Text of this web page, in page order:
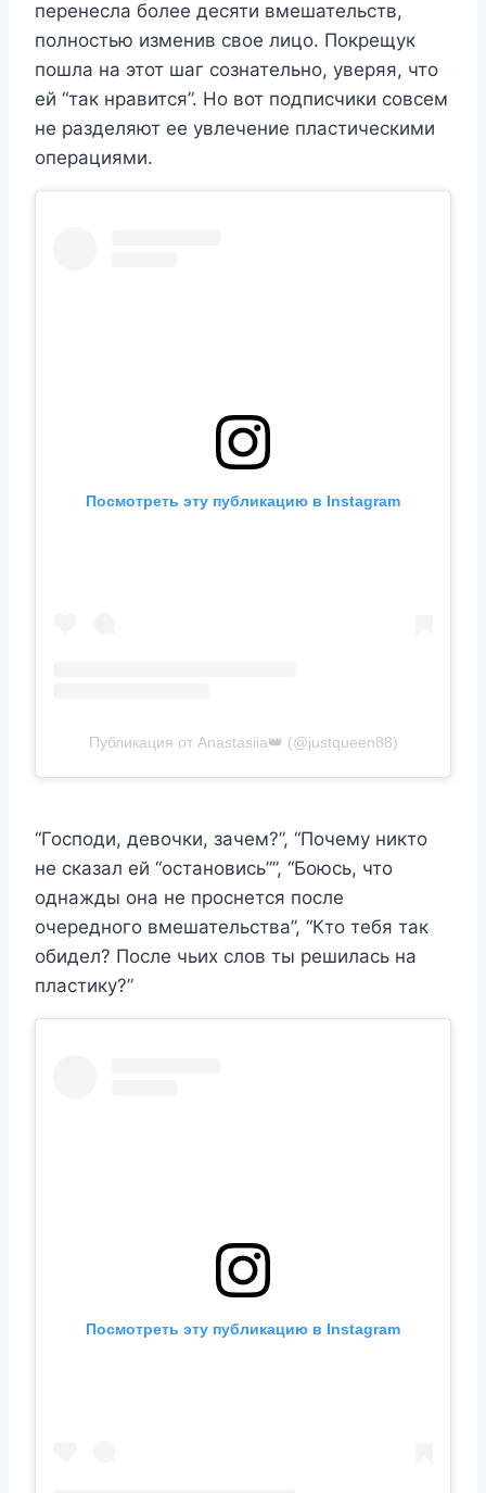
перенесла более десяти вмешательств,
полностью изменив свое лицо. Покрещук
пошла на этот шаг сознательно, уверяя, что
ей “так нравится”. Но вот подписчики совсем
не разделяют ее увлечение пластическими
операциями.
Посмотреть эту публикацию в Instagram
Публикация от Anastasiia👑 (@justqueen88)
“Господи, девочки, зачем?”, “Почему никто
не сказал ей “остановись””, “Боюсь, что
однажды она не проснется после
очередного вмешательства”, “Кто тебя так
обидел? После чьих слов ты решилась на
пластику?”
Посмотреть эту публикацию в Instagram